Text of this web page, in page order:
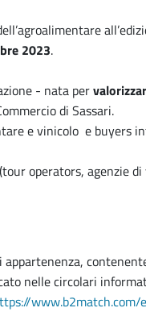
2023.
- nata per
di Sassari.
e vinicolo e buyers
operators, agenzie di
nelle circolari